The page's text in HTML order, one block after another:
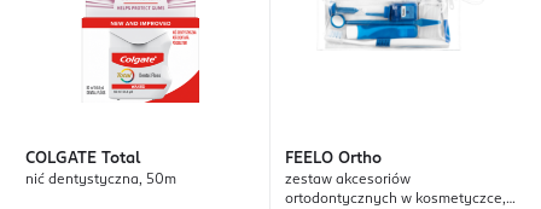
COLGATE Total
nić dentystyczna, 50m
FEELO Ortho
zestaw akcesoriów
ortodontycznych w kosmetyczce,